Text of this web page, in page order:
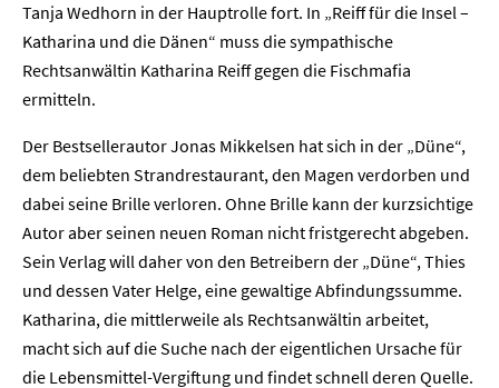
Tanja Wedhorn in der Hauptrolle fort. In „Reiff für die Insel –
Katharina und die Dänen“ muss die sympathische
Rechtsanwältin Katharina Reiff gegen die Fischmafia
ermitteln.
Der Bestsellerautor Jonas Mikkelsen hat sich in der „Düne“,
dem beliebten Strandrestaurant, den Magen verdorben und
dabei seine Brille verloren. Ohne Brille kann der kurzsichtige
Autor aber seinen neuen Roman nicht fristgerecht abgeben.
Sein Verlag will daher von den Betreibern der „Düne“, Thies
und dessen Vater Helge, eine gewaltige Abfindungssumme.
Katharina, die mittlerweile als Rechtsanwältin arbeitet,
macht sich auf die Suche nach der eigentlichen Ursache für
die Lebensmittel-Vergiftung und findet schnell deren Quelle.